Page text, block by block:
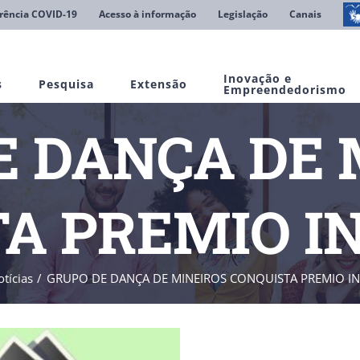
COVID-19 Acesso à informação Legislação Canais
Pesquisa Extensão Inovação e
Empreendedorismo
DANÇA DE
PREMIO
GRUPO DE DANÇA DE MINEIROS CONQUISTA PREMIO